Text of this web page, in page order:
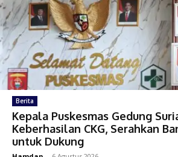
Berita
Kepala Puskesmas Gedung
Keberhasilan CKG, Serahkan
untuk Dukung